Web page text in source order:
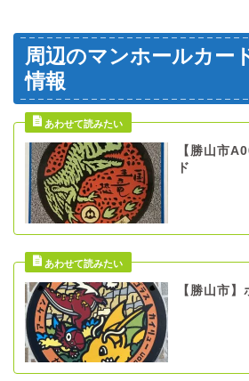
周辺のマンホールカー
情報
【勝山市
ド
【勝山市】